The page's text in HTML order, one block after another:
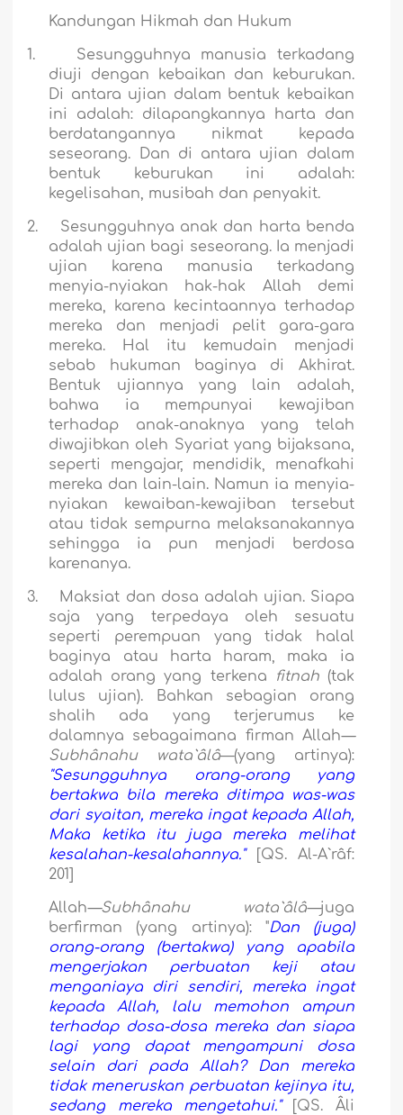
Kandungan Hikmah dan Hukum
1.
Sesungguhnya manusia terkadang
diuji dengan kebaikan dan keburukan.
Di antara ujian dalam bentuk kebaikan
ini adalah: dilapangkannya harta dan
berdatangannya nikmat kepada
seseorang. Dan di antara ujian dalam
bentuk keburukan ini adalah:
kegelisahan, musibah dan penyakit.
2.
Sesungguhnya anak dan harta benda
adalah ujian bagi seseorang. Ia menjadi
ujian karena manusia terkadang
menyia-nyiakan hak-hak Allah demi
mereka, karena kecintaannya terhadap
mereka dan menjadi pelit gara-gara
mereka. Hal itu kemudain menjadi
sebab hukuman baginya di Akhirat.
Bentuk ujiannya yang lain adalah,
bahwa ia mempunyai kewajiban
terhadap anak-anaknya yang telah
diwajibkan oleh Syariat yang bijaksana,
seperti mengajar, mendidik, menafkahi
mereka dan lain-lain. Namun ia menyia-
nyiakan kewaiban-kewajiban tersebut
atau tidak sempurna melaksanakannya
sehingga ia pun menjadi berdosa
karenanya.
3.
Maksiat dan dosa adalah ujian. Siapa
saja yang terpedaya oleh sesuatu
seperti perempuan yang tidak halal
baginya atau harta haram, maka ia
adalah orang yang terkena
fitnah(tak
lulus ujian). Bahkan sebagian orang
shalih ada yang terjerumus ke
dalamnya sebagaimana firman Allah—
Subhânahu wata`âlâ—(yang artinya):
"Sesungguhnya orang-orang yang
bertakwa bila mereka ditimpa was-was
dari syaitan, mereka ingat kepada Allah,
Maka ketika itu juga mereka melihat
kesalahan-kesalahannya."[QS. Al-A`râf:
201]
Allah—Subhânahu wata`âlâ—juga
berfirman (yang artinya): "Dan (juga)
orang-orang (bertakwa) yang apabila
mengerjakan perbuatan keji atau
menganiaya diri sendiri, mereka ingat
kepada Allah, lalu memohon ampun
terhadap dosa-dosa mereka dan siapa
lagi yang dapat mengampuni dosa
selain dari pada Allah? Dan mereka
tidak meneruskan perbuatan kejinya itu,
sedang mereka mengetahui."[QS. Âli